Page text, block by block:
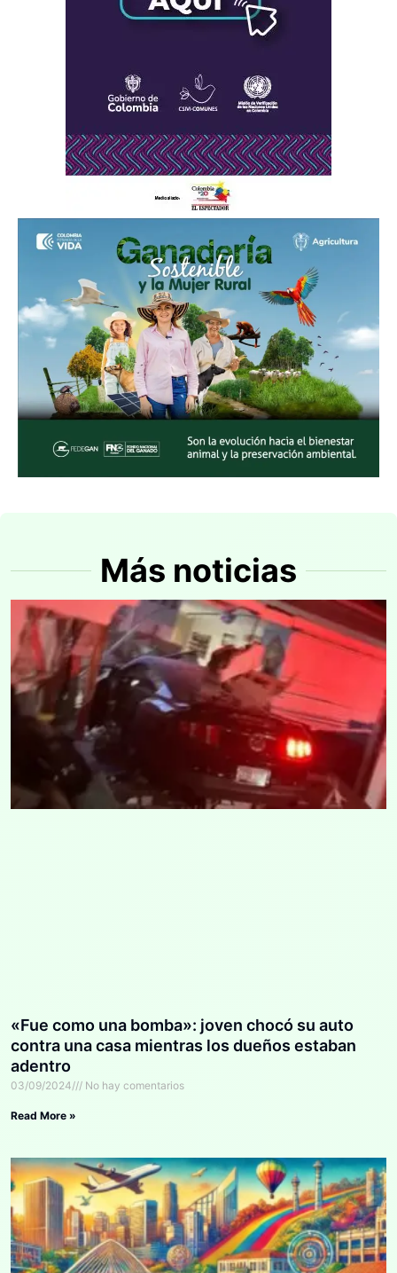
Más noticias
«Fue como una bomba»: joven chocó su auto
contra una casa mientras los dueños estaban
adentro
03/09/2024 No hay comentarios
Read More »